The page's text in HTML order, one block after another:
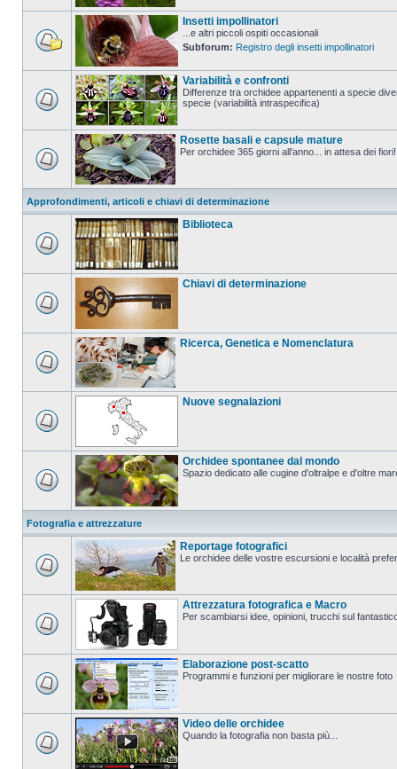
Insetti impollinatori
...e altri piccoli ospiti occasionali
Subforum: Registro degli insetti impollinatori
Variabilità e confronti
Differenze tra orchidee appartenenti a specie
specie (variabilità intraspecifica)
Rosette basali e capsule mature
Per orchidee 365 giorni all'anno... in attesa dei fiori!
Approfondimenti, articoli e chiavi di determinazione
Biblioteca
Chiavi di determinazione
Ricerca, Genetica e Nomenclatura
Nuove segnalazioni
Orchidee spontanee dal mondo
Spazio dedicato alle cugine d'oltralpe e d'oltre
Fotografia e attrezzature
Reportage fotografici
Le orchidee delle vostre escursioni e località
Attrezzatura fotografica e Macro
Per scambiarsi idee, opinioni, trucchi sul
Elaborazione post-scatto
Programmi e funzioni per migliorare le nostre foto
Video delle orchidee
Quando la fotografia non basta più...